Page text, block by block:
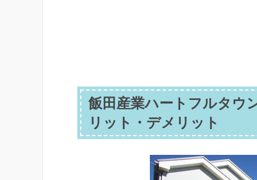
飯田産業ハートフルタウ
リット・デメリット